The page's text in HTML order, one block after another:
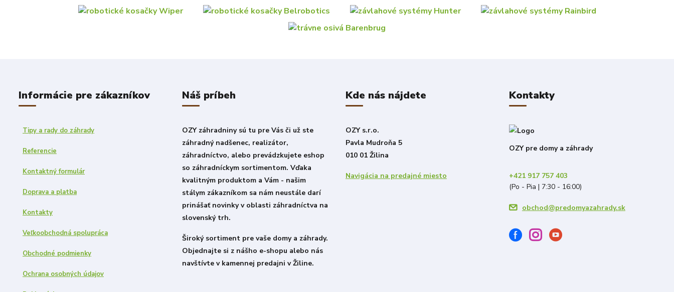
Informácie pre zákazníkov
Tipy a rady do záhrady
Referencie
Kontaktný formulár
Doprava a platba
Kontakty
Veľkoobchodná spolupráca
Obchodné podmienky
Ochrana osobných údajov
Náš príbeh
OZY záhradniny sú tu pre Vás či už ste
záhradný nadšenec, realizátor,
záhradníctvo, alebo prevádzkujete eshop
so záhradníckym sortimentom. Vďaka
kvalitným produktom a Vám - našim
stálym zákazníkom sa nám neustále darí
prinášať novinky v oblasti záhradníctva na
slovenský trh.
Široký sortiment pre vaše domy a záhrady.
Objednajte si z nášho e-shopu alebo nás
navštívte v kamennej predajni v Žiline.
Kde nás nájdete
OZY s.r.o.
Pavla Mudroňa 5
010 01 Žilina
Navigácia na predajné miesto
Kontakty
OZY pre domy a záhrady
+421 917 757 403
(Po - Pia | 7:30 - 16:00)
obchod@predomyazahrady.sk